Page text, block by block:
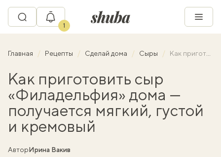
1
Главная Рецепты Сделай дома Сыры Как приготовить сыр «Филадельфия» дома — получается мягкий, густой и кремовый
Как приготовить сыр
«Филадельфия» дома —
получается мягкий, густой
и кремовый
АвторИрина Вакив